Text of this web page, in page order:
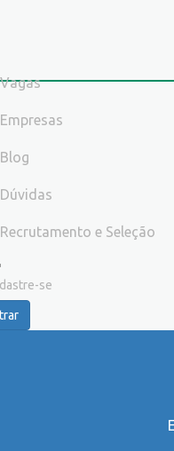
Vagas
Empresas
Blog
Dúvidas
Recrutamento e Seleção
se